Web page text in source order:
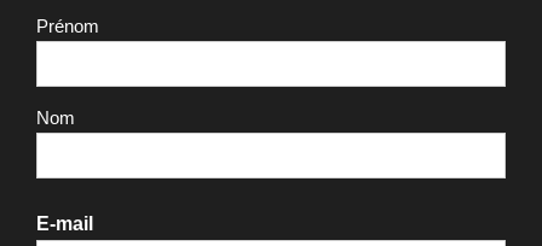
Prénom
Nom
E-mail